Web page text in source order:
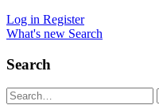
Log in Register
What's new Search
Search